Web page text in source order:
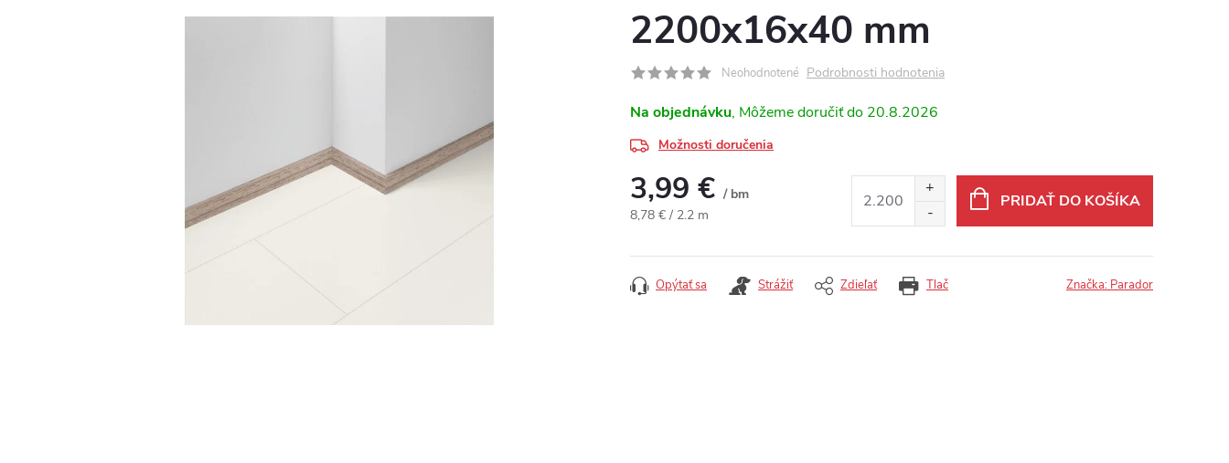
2200x16x40 mm
Neohodnotené Podrobnosti hodnotenia
Na objednávku 20.8.2026
Možnosti doručenia
3,99 € / bm
Jednotková cena:
8,78 € / 2.2 m
PRIDAŤ DO KOŠÍKA
Tlač
Opýtať sa Strážiť Zdieľať Značka: Parador